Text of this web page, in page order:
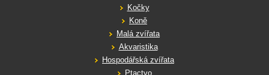
Kočky
Koně
Malá zvířata
Akvaristika
Hospodářská zvířata
Ptactvo